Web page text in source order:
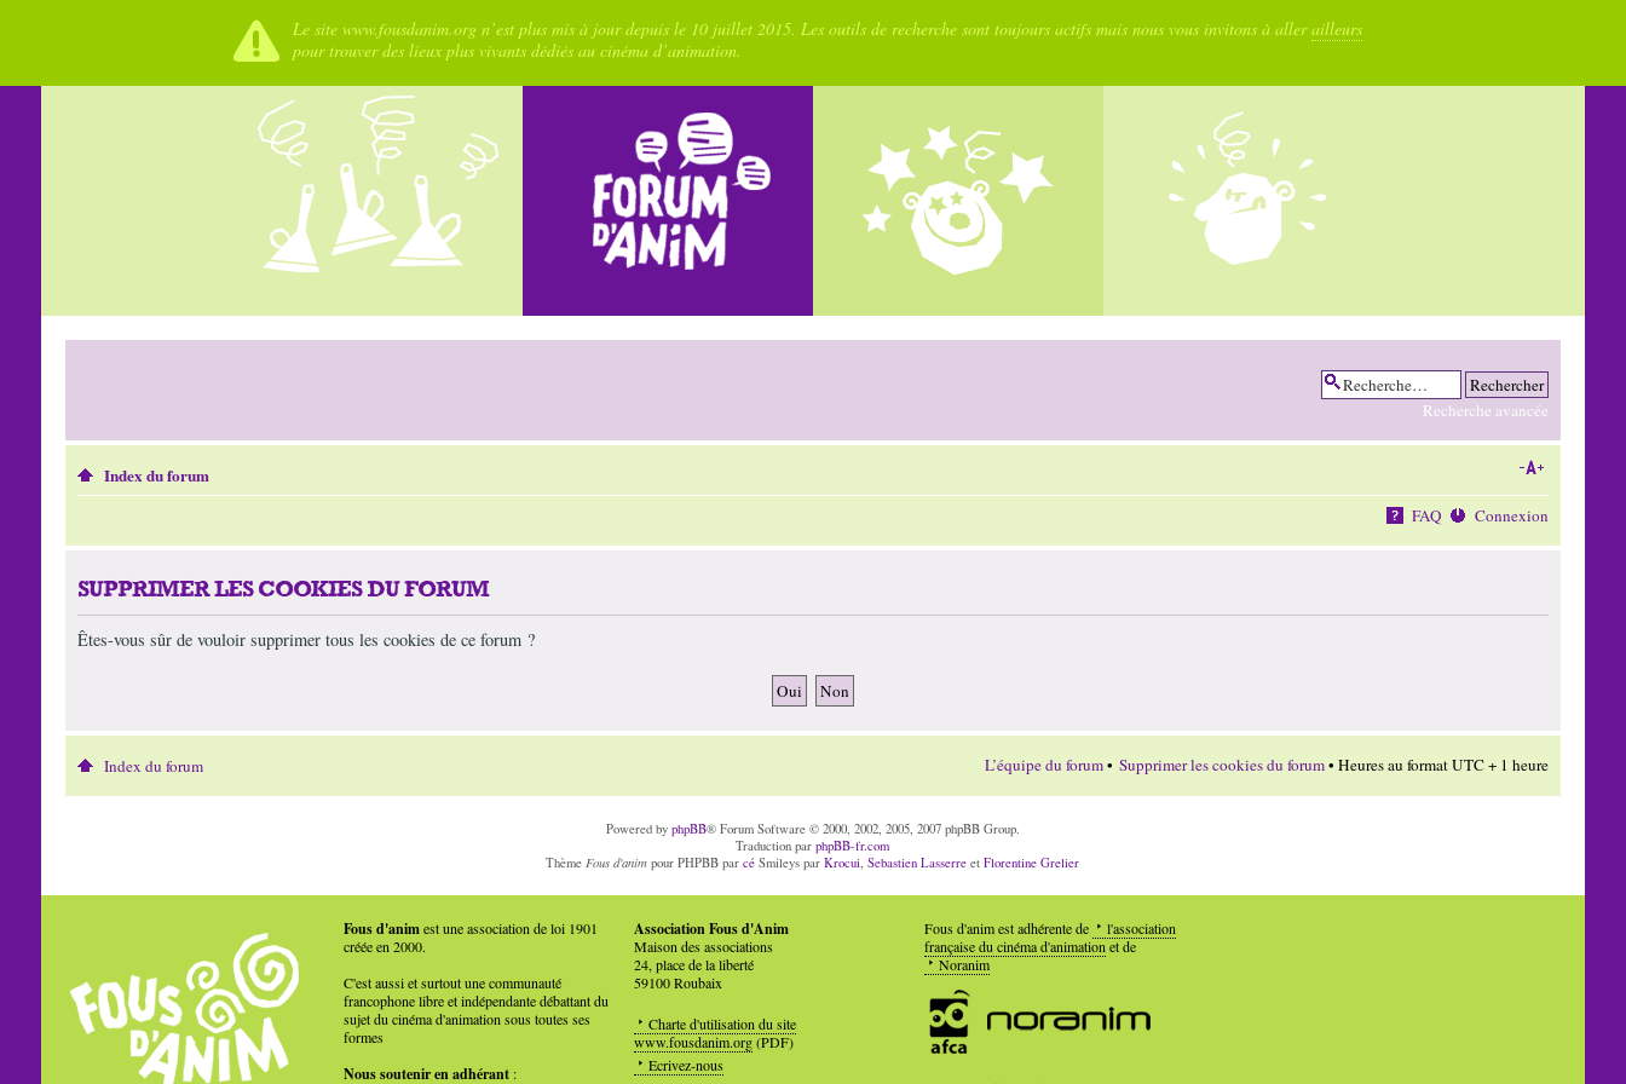
Le site www.fousdanim.org n’est plus mis à jour depuis le 10 juillet 2015. Les outils de recherche sont toujours actifs mais nous vous invitons à allerailleurs
pour trouver des lieux plus vivants dédiés au cinéma d’animation.
Recherche avancée
Index du forum
FAQ Connexion
SUPPRIMER LES COOKIES DU FORUM
Êtes-vous sûr de vouloir supprimer tous les cookies de ce forum ?
Index du forum L’équipe du forum• Supprimer les cookies du forum• Heures au format UTC + 1 heure
Powered by phpBB® Forum Software © 2000, 2002, 2005, 2007 phpBB Group.
Traduction parphpBB-fr.com
ThèmeFous d'anim pour PHPBB parcé Smileys parKrocui,Sebastien Lasserre etFlorentine Grelier
Fous d'animest une association de loi 1901
créée en 2000.
C'est aussi et surtout une communauté
francophone libre et indépendante débattant du
sujet du cinéma d'animation sous toutes ses
formes
Nous soutenir en adhérant:
Association Fous d'Anim
Maison des associations
24, place de la liberté
59100 Roubaix
Charte d'utilisation du site
www.fousdanim.org(PDF)
Ecrivez-nous
Fous d'anim est adhérente de
l'association
française du cinéma d'animation et de
Noranim